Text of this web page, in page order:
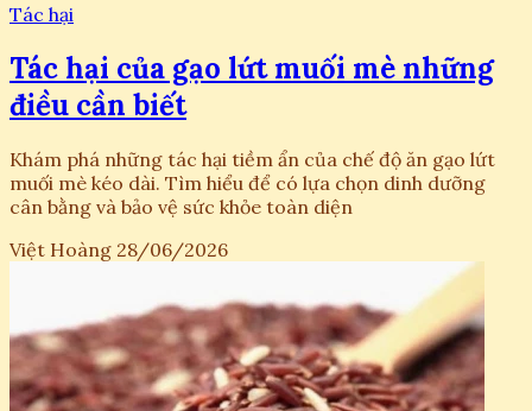
Tác hại
Tác hại của gạo lứt muối mè những
điều cần biết
Khám phá những tác hại tiềm ẩn của chế độ ăn gạo lứt
muối mè kéo dài. Tìm hiểu để có lựa chọn dinh dưỡng
cân bằng và bảo vệ sức khỏe toàn diện
Việt Hoàng 28/06/2026